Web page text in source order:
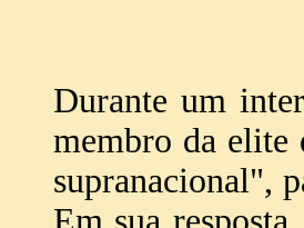
Durante um
membro da elite
supranacional",